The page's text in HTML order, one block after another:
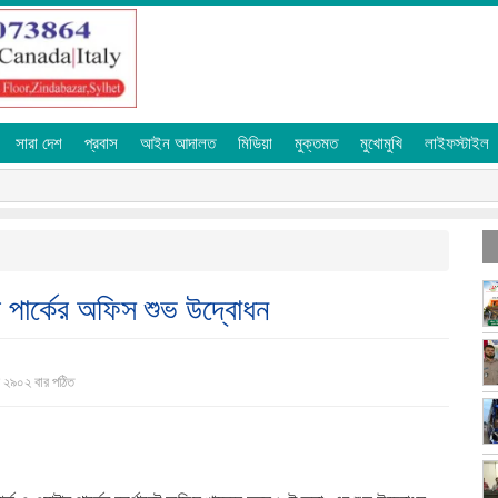
সারা দেশ প্রবাস আইন আদালত মিডিয়া মুক্তমত মুখোমুখি লাইফস্টাইল
পার্কের অফিস শুভ উদ্বোধন
বার পঠিত